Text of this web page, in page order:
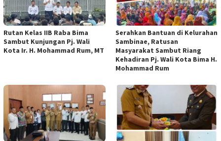
Rutan Kelas IIB Raba Bima
Sambut Kunjungan Pj. Wali
Kota Ir. H. Mohammad Rum, MT
Serahkan Bantuan di Kelurahan
Sambinae, Ratusan
Masyarakat Sambut Riang
Kehadiran Pj. Wali Kota Bima H.
Mohammad Rum